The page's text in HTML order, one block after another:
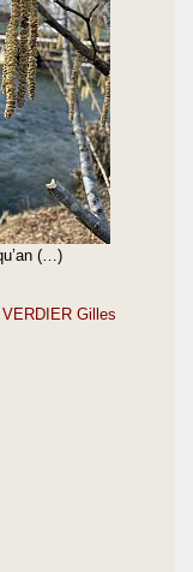
(…)
VERDIER Gilles